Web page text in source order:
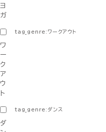
ヨ
ガ
tag_genre:ワークアウト
ワ
ー
ク
ア
ウ
ト
tag_genre:ダンス
ダ